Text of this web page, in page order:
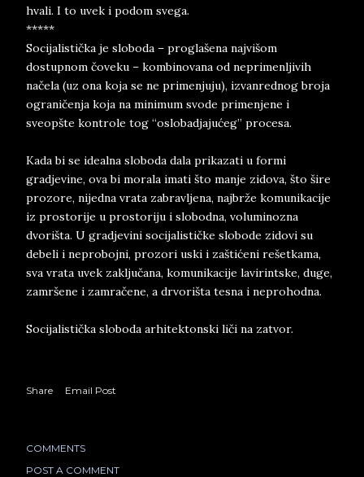
hvali. I to uvek i podom svega.
*****
Socijalistička je sloboda – proglašena najvišom
dostupnom čoveku – kombinovana od neprimenljivih
načela (uz ona koja se ne primenjuju), izvanrednog broja
ograničenja koja na minimum svode primenjene i
sveopšte kontrole tog “oslobadjajućeg” procesa.
Kada bi se idealna sloboda dala prikazati u formi
gradjevine, ova bi morala imati što manje zidova, što šire
prozore, nijedna vrata zabravljena, najbrže komunikacije
iz prostorije u prostoriju i slobodna, voluminozna
dvorišta. U gradjevini socijalističke slobode zidovi su
debeli i neprobojni, prozori uski i zaštićeni rešetkama,
sva vrata uvek zaključana, komunikacije lavirintske, duge,
zamršene i zamračene, a drvorišta tesna i neprohodna.
Socijalistička sloboda arhitektonski liči na zatvor.
Share Email Post
COMMENTS
POST A COMMENT